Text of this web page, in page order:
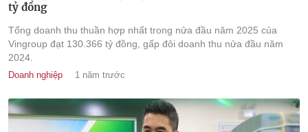
tỷ đồng
Tổng doanh thu thuần hợp nhất trong nửa đầu năm 2025 của
Vingroup đạt 130.366 tỷ đồng, gấp đôi doanh thu nửa đầu năm
2024.
Doanh nghiệp 1 năm trước